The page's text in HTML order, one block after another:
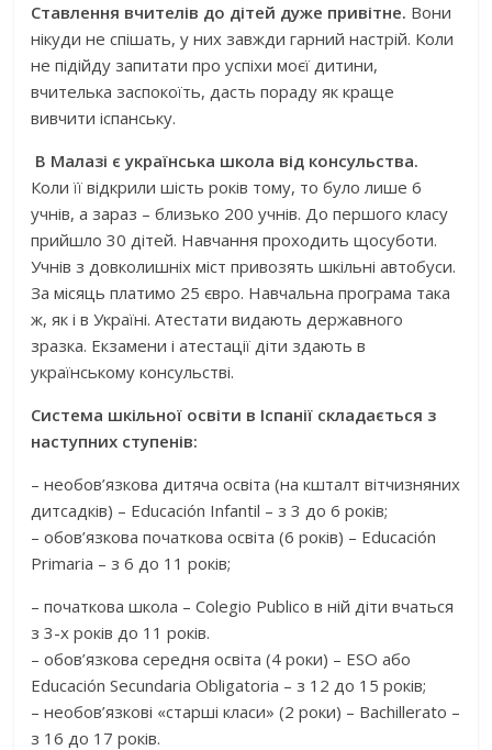
Ставлення вчителів до дітей дуже привітне. Вони
нікуди не спішать, у них завжди гарний настрій. Коли
не підійду запитати про успіхи моєї дитини,
вчителька заспокоїть, дасть пораду як краще
вивчити іспанську.
В Малазі є українська школа від консульства.
Коли її відкрили шість років тому, то було лише 6
учнів, а зараз – близько 200 учнів. До першого класу
прийшло 30 дітей. Навчання проходить щосуботи.
Учнів з довколишніх міст привозять шкільні автобуси.
За місяць платимо 25 євро. Навчальна програма така
ж, як і в Україні. Атестати видають державного
зразка. Екзамени і атестації діти здають в
українському консульстві.
Система шкільної освіти в Іспанії складається з
наступних ступенів:
– необов’язкова дитяча освіта (на кшталт вітчизняних
дитсадків) – Educación Infantil – з 3 до 6 років;
– обов’язкова початкова освіта (6 років) – Educación
Primaria – з 6 до 11 років;
– початкова школа – Сolegio Рublico в ній діти вчаться
з 3-х років до 11 років.
– обов’язкова середня освіта (4 роки) – ESO або
Educación Secundaria Obligatoria – з 12 до 15 років;
– необов’язкові «старші класи» (2 роки) – Bachillerato –
з 16 до 17 років.